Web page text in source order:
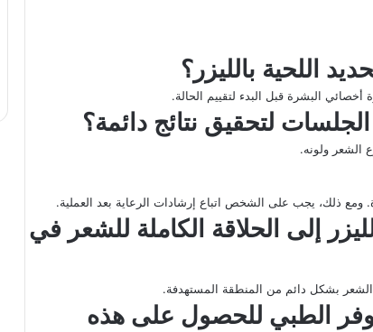
البشرة قبل البدء لتقييم الحالة.
ومع ذلك، يجب على الشخص اتباع إرشادات الرعاية بعد العملية.
إلى الحلاقة الكاملة للشعر في
الشعر بشكل دائم من المنطقة المستهدفة.
الطبي للحصول على هذه